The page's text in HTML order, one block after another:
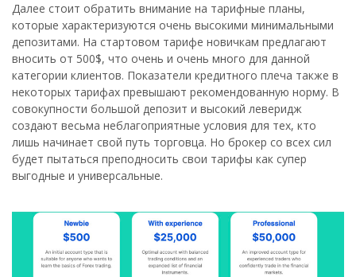
Далее стоит обратить внимание на тарифные планы,
которые характеризуются очень высокими минимальными
депозитами. На стартовом тарифе новичкам предлагают
вносить от 500$, что очень и очень много для данной
категории клиентов. Показатели кредитного плеча также в
некоторых тарифах превышают рекомендованную норму. В
совокупности большой депозит и высокий леверидж
создают весьма неблагоприятные условия для тех, кто
лишь начинает свой путь торговца. Но брокер со всех сил
будет пытаться преподносить свои тарифы как супер
выгодные и универсальные.